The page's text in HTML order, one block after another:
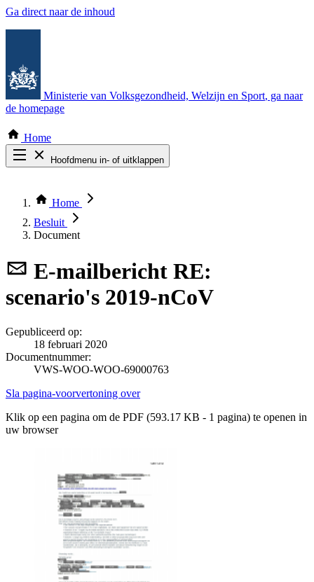
Ga direct naar de inhoud
Ministerie van Volksgezondheid, Welzijn en Sport, ga naar
de homepage
Home
Hoofdmenu in- of uitklappen
Thema COVID-19
Bekijk per bestuursorgaan
Home
Besluit
Document
E-mailbericht RE:
scenario's 2019-nCoV
Gepubliceerd op:
18 februari 2020
Documentnummer:
VWS-WOO-WOO-69000763
Sla pagina-voorvertoning over
Klik op een pagina om de PDF (593.17 KB - 1 pagina) te openen in
uw browser